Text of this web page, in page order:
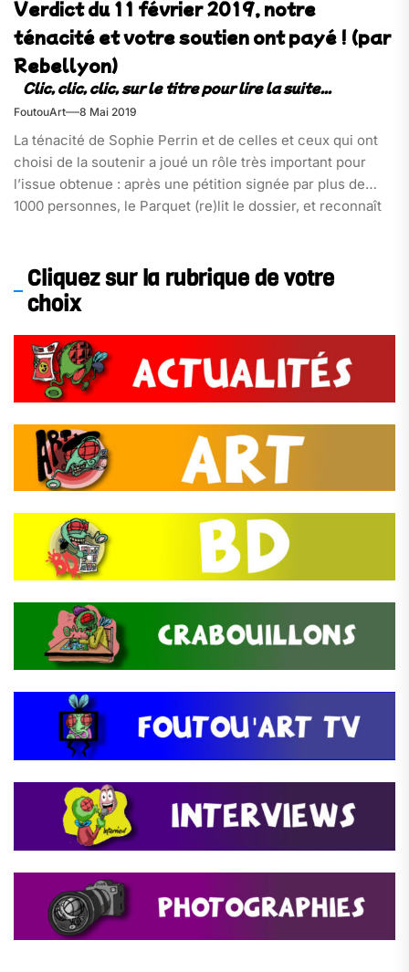
Verdict du 11 février 2019, notre
ténacité et votre soutien ont payé ! (par
Rebellyon)
FoutouArt 8 Mai 2019
La ténacité de Sophie Perrin et de celles et ceux qui ont
choisi de la soutenir a joué un rôle très important pour
l’issue obtenue : après une pétition signée par plus de
1000 personnes, le Parquet (re)lit le dossier, et reconnaît
Cliquez sur la rubrique de votre
choix